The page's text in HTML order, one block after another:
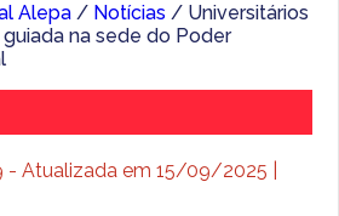
Alepa / Notícias / Universitários
na sede do Poder
Atualizada em 15/09/2025 |